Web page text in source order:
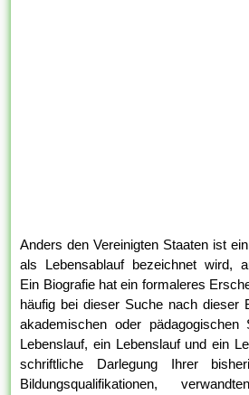
Anders den Vereinigten Staaten ist
als Lebensablauf bezeichnet wird,
Ein Biografie hat ein formaleres
häufig bei dieser Suche nach dieser
akademischen oder pädagogischen
Lebenslauf, ein Lebenslauf und ein
schriftliche Darlegung Ihrer
Bildungsqualifikationen,